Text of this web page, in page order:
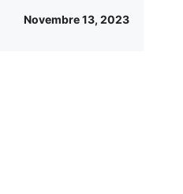
Novembre 13, 2023